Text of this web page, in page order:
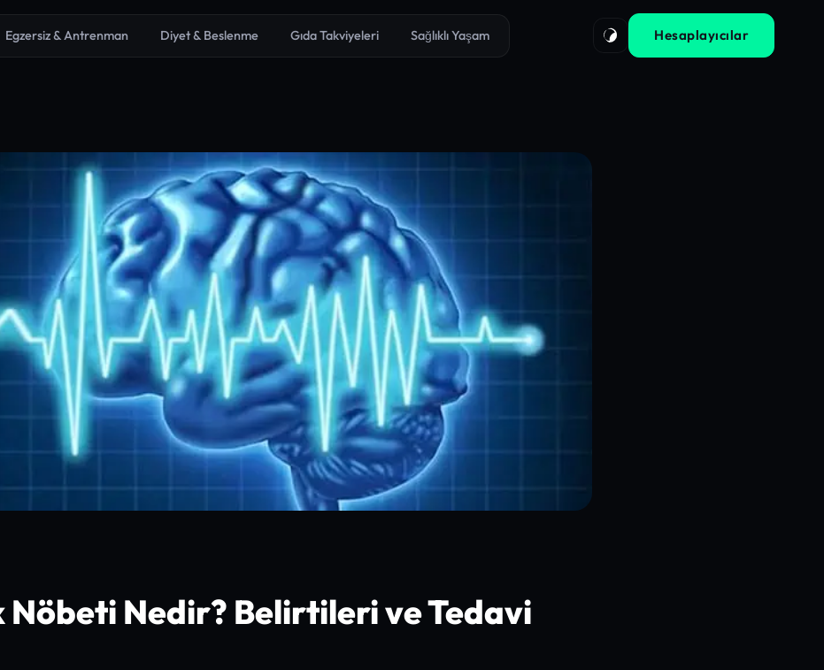
Egzersiz & Antrenman Diyet & Beslenme Gıda Takviyeleri Sağlıklı Yaşam Hesaplayıcılar
Nöbeti Nedir? Belirtileri ve Tedavi